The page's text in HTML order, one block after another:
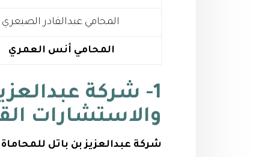
المحامي عبدالقادر الصيعري
المحامي أنس العمري
1- شركة
والاستشارات
شركة عبدالعزيز بن باتل